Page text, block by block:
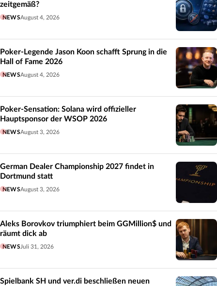
zeitgemäß?
NEWSAugust 4, 2026
Poker-Legende Jason Koon schafft Sprung in die
Hall of Fame 2026
NEWSAugust 4, 2026
Poker-Sensation: Solana wird offizieller
Hauptsponsor der WSOP 2026
NEWSAugust 3, 2026
German Dealer Championship 2027 findet in
Dortmund statt
NEWSAugust 3, 2026
Aleks Borovkov triumphiert beim GGMillion$ und
räumt dick ab
NEWS Juli 31, 2026
Spielbank SH und ver.di beschließen neuen